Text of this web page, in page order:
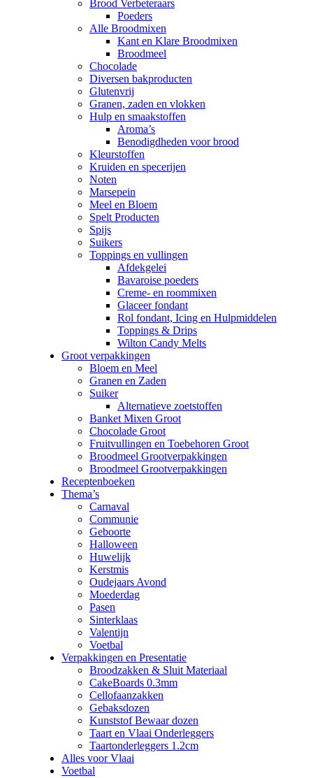
Brood Verbeteraars
Poeders
Alle Broodmixen
Kant en Klare Broodmixen
Broodmeel
Chocolade
Diversen bakproducten
Glutenvrij
Granen, zaden en vlokken
Hulp en smaakstoffen
Aroma’s
Benodigdheden voor brood
Kleurstoffen
Kruiden en specerijen
Noten
Marsepein
Meel en Bloem
Spelt Producten
Spijs
Suikers
Toppings en vullingen
Afdekgelei
Bavaroise poeders
Creme- en roommixen
Glaceer fondant
Rol fondant, Icing en Hulpmiddelen
Toppings & Drips
Wilton Candy Melts
Groot verpakkingen
Bloem en Meel
Granen en Zaden
Suiker
Alternatieve zoetstoffen
Banket Mixen Groot
Chocolade Groot
Fruitvullingen en Toebehoren Groot
Broodmeel Grootverpakkingen
Broodmeel Grootverpakkingen
Receptenboeken
Thema’s
Carnaval
Communie
Geboorte
Halloween
Huwelijk
Kerstmis
Oudejaars Avond
Moederdag
Pasen
Sinterklaas
Valentijn
Voetbal
Verpakkingen en Presentatie
Broodzakken & Sluit Materiaal
CakeBoards 0.3mm
Cellofaanzakken
Gebaksdozen
Kunststof Bewaar dozen
Taart en Vlaai Onderleggers
Taartonderleggers 1.2cm
Alles voor Vlaai
Voetbal